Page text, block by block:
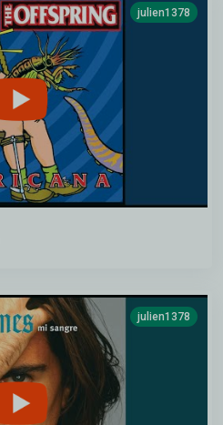
julien1378
julien1378